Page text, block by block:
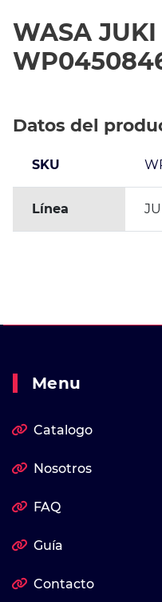
WASA JUKI
Datos del
SKU
Línea
Menu
Catalogo
Nosotros
FAQ
Guía
Contacto